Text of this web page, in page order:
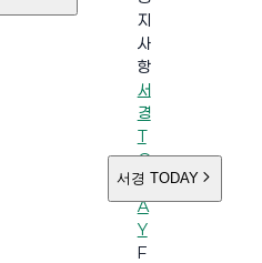
지
사
항
서
경
T
O
D
A
Y
F
서경 TODAY